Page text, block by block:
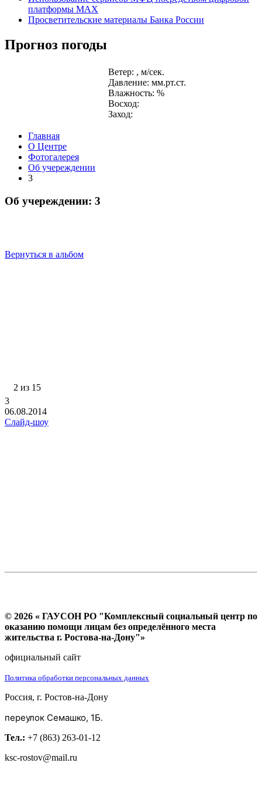
платформы MAX
Просветительские материалы Банка России
Прогноз погоды
Ветер: , м/сек.
Давление: мм.рт.ст.
Влажность: %
Восход:
Заход:
Главная
О Центре
Фотогалерея
Об учереждении
3
Об учереждении: 3
Вернуться в альбом
2 из 15
3
06.08.2014
Слайд-шоу
© 2026 « ГАУСОН РО "Комплексный социальный центр по
оказанию помощи лицам без определённого места
жительства г. Ростова-на-Дону"»
официальный сайт
Политика обработки персональных данных
Россия, г. Ростов-на-Дону
переулок Семашко, 1Б.
Тел.: +7 (863) 263-01-12
ksc-rostov@mail.ru